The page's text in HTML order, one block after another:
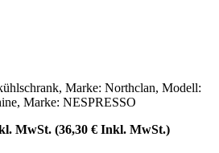
Marke: Northclan, Modell:
Marke: NESPRESSO
MwSt. (36,30 € Inkl. MwSt.)